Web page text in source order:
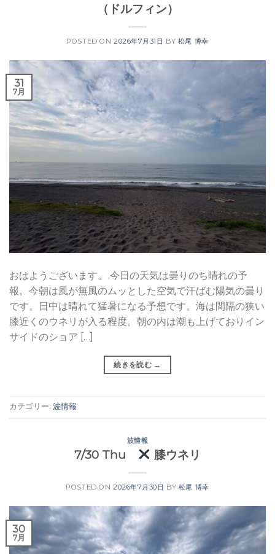
（ドルフィン）
POSTED ON 2026年7月31日 BY 松尾 博幸
31
7月
おはようございます。 今日の天気は曇りのち晴れの予
報。今朝は風が無風のムッとした空気で汗ばむ陽気の曇り
です。日中は晴れて猛暑になる予想です。海は間隔の狭い
膝近くのウネリが入る程度。朝の内は潮も上げておりイン
サイドのショア […]
続きを読む →
カテゴリー: 波情報
波情報
7/30 Thu 膝ウネリ
POSTED ON 2026年7月30日 BY 松尾 博幸
30
7月